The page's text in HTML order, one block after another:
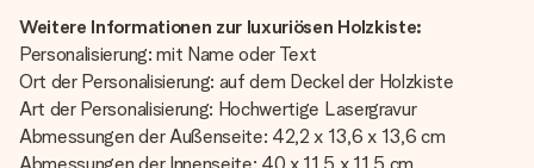
Weitere Informationen zur luxuriösen Holzkiste:
Personalisierung: mit Name oder Text
Ort der Personalisierung: auf dem Deckel der Holzkiste
Art der Personalisierung: Hochwertige Lasergravur
Abmessungen der Außenseite: 42,2 x 13,6 x 13,6 cm